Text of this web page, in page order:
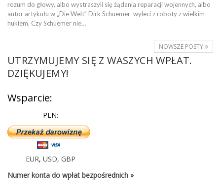
rozum do głowy, albo wystraszyli się żądania reparacji wojennych, albo
autor artykułu w „Die Welt” Dirk Schuemer wyleci z roboty z wielkim
hukiem. Czy Schuemer nie…
NOWSZE POSTY
UTRZYMUJEMY SIĘ Z WASZYCH WPŁAT.
DZIĘKUJEMY!
Wsparcie:
PLN:
EUR, USD, GBP
Numer konta do wpłat bezpośrednich »